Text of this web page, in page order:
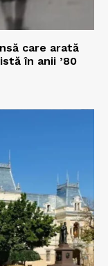
care arată
în anii ’80